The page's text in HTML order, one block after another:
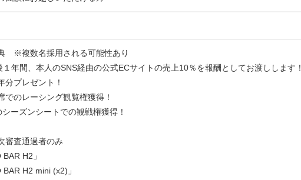
※複数名採用される可能性あり
１年間、本人のSNS経由の公式ECサイトの売上10％を報酬としてお渡しします！
分プレゼント！
でのレーシング観覧権獲得！
ーズンシートでの観戦権獲得！
査通過者のみ
H2」
H2 mini (x2)」